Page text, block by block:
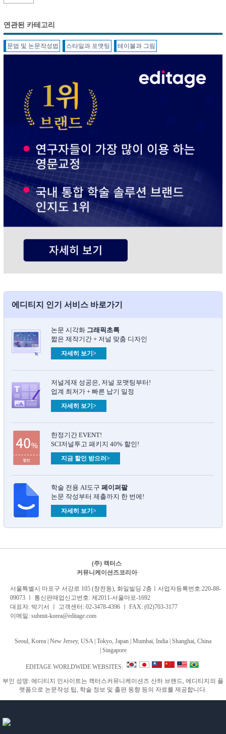
연관된 카테고리
문법 및 논문작성법 스타일과 포맷팅 테이블과 그림
에디티지 인기 서비스 바로가기
논문 시각화 그래픽초록​
짧은 제작기간 + 저널 맞춤 디자인
자세히 보기>
저널게재 성공은, 저널 포맷팅부터!
업계 최저가 + 빠른 납기 일정
자세히 보기>
한정기간 EVENT!
SCI저널투고 패키지 40% 할인!
지금 할인 받으러>
학술 전용 AI도구 페이퍼팔
논문 작성부터 제출까지 한 번에!
자세히 보기>
(주) 캑터스
커뮤니케이션즈코리아
서 울특별시 마포구 서강로 105 (창전동), 화일빌딩 2층 ㅣ사업자등록번호:220-88-
09073 ㅣ 통신판매업신고번호: 제2011-서울마포-1692
대표자: 박기서 ㅣ 고객센터: 02-3478-4396 ㅣ FAX: (02)703-3177
이메일: submit-korea@editage.com
Seoul, Korea | New Jersey, USA | Tokyo, Japan | Mumbai, India | Shanghai, China
Singapore
EDITAGE WORLDWIDE WEBSITES:
부인 성명: 에디티지 인사이트는 캑터스커뮤니케이션즈 산하 브랜드, 에디티지의 플
랫폼으로 논문작성 팁, 학술 정보 및 출판 동향 등의 자료를 제공합니다.